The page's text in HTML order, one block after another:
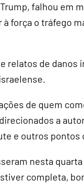
falhou em
força o tráfego
relatos de
de quem
a
e outros pontos
nesta
completa,